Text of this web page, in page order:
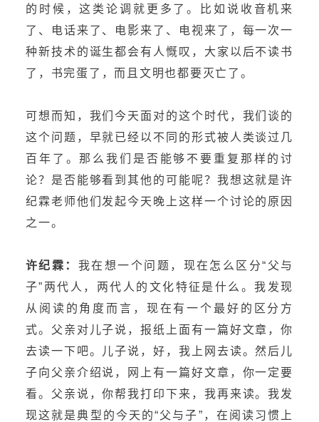
的时候，这类论调就更多了。比如说收音机来
了、电话来了、电影来了、电视来了，每一次一
种新技术的诞生都会有人慨叹，大家以后不读书
了，书完蛋了，而且文明也都要灭亡了。
可想而知，我们今天面对的这个时代，我们谈的
这个问题，早就已经以不同的形式被人类谈过几
百年了。那么我们是否能够不要重复那样的讨
论？是否能够看到其他的可能呢？我想这就是许
纪霖老师他们发起今天晚上这样一个讨论的原因
之一。
许纪霖： 我在想一个问题，现在怎么区分“父与
子”两代人，两代人的文化特征是什么。我发现
从阅读的角度而言，现在有一个最好的区分方
式。父亲对儿子说，报纸上面有一篇好文章，你
去读一下吧。儿子说，好，我上网去读。然后儿
子向父亲介绍说，网上有一篇好文章，你一定要
看。父亲说，你帮我打印下来，我再来读。我发
现这就是典型的今天的“父与子”，在阅读习惯上